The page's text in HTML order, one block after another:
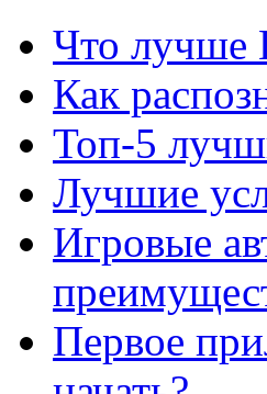
Что лучше
Как
Топ-5
Лучшие
Игровые
Первое